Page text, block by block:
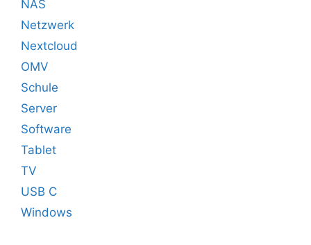
NAS
Netzwerk
Nextcloud
OMV
Schule
Server
Software
Tablet
TV
USB C
Windows